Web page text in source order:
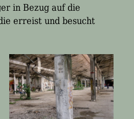
in Bezug auf die
erreist und besucht